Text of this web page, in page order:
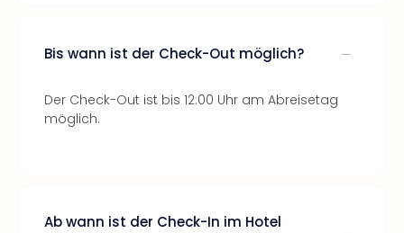
Bis wann ist der Check-Out möglich?
Der Check-Out ist bis 12:00 Uhr am Abreisetag
möglich.
Ab wann ist der Check-In im Hotel